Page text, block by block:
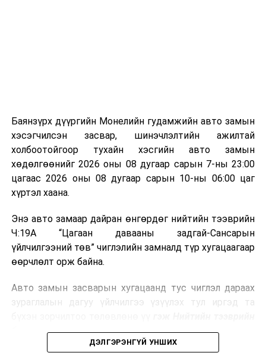
болон дулааны эрчим хүч үйлдвэрлэхэд ашиглаж
болдог. Зарим технологийн хувьд шаталтын дараа
үлдэх үнснээс фосфор зэрэг ашигт эрдсийг сэргээн
авах боломжтой аж.
байна. Тухайлбал, Германд лаг шатаах үйлдвэрээс
гарсан үнснээс фосфор сэргээн авах технологи
ашигладаг бол Нидерландад төвлөрсөн лаг
боловсруулах үйлдвэрүүдээр дулаан, цахилгаан
Ийнхүү лаг хатаах, шатаах технологийг лагийн
улсад өргөн ашиглаж байна.
Баянзүрх дүүргийн Монелийн гудамжийн авто замын
хэсэгчилсэн засвар, шинэчлэлтийн ажилтай
холбоотойгоор тухайн хэсгийн авто замын
хөдөлгөөнийг 2026 оны 08 дугаар сарын 7-ны 23:00
цагаас 2026 оны 08 дугаар сарын 10-ны 06:00 цаг
хүртэл хаана.
Энэ авто замаар дайран өнгөрдөг нийтийн тээврийн
Ч:19А “Цагаан давааны задгай-Сансарын
үйлчилгээний төв” чиглэлийн замналд түр хугацаагаар
өөрчлөлт орж байна.
Авто замын засварын хугацаанд тус чиглэл дараах
зураглалын дагуу үйлчилгээ үзүүлэх тул иргэд та
бодлогын газраас мэдээллээ.
ДЭЛГЭРЭНГҮЙ УНШИХ